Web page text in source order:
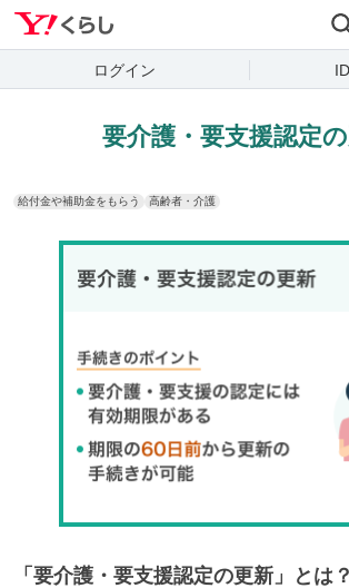
ログイン
要介護・要支援認定
給付金や補助金をもらう 高齢者・介護
「 要介護・要支援認定の更新 」とは？